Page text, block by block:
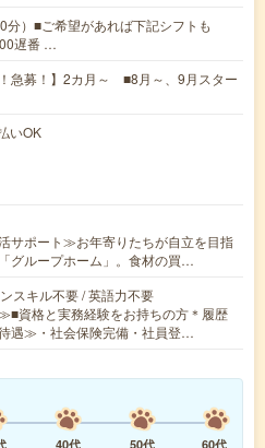
）■ご希望があれば下記シフトも
遅番 …
！急募！】2カ月～ ■8月～、9月スター
いOK
サポート≫お年寄りたちが自立を目指
グループホーム」。食材の買…
スキル不要 / 英語力不要
資格と実務経験をお持ちの方＊履歴
遇≫・社会保険完備・社員登…
40代 50代
60代